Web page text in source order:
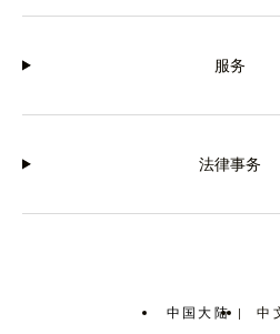
服务
法律事务
中国大陆 |